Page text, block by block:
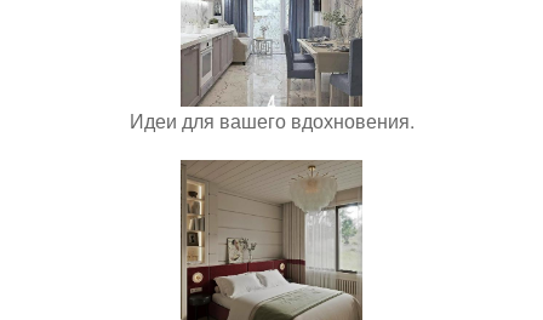
Идеи для вашего вдохновения.